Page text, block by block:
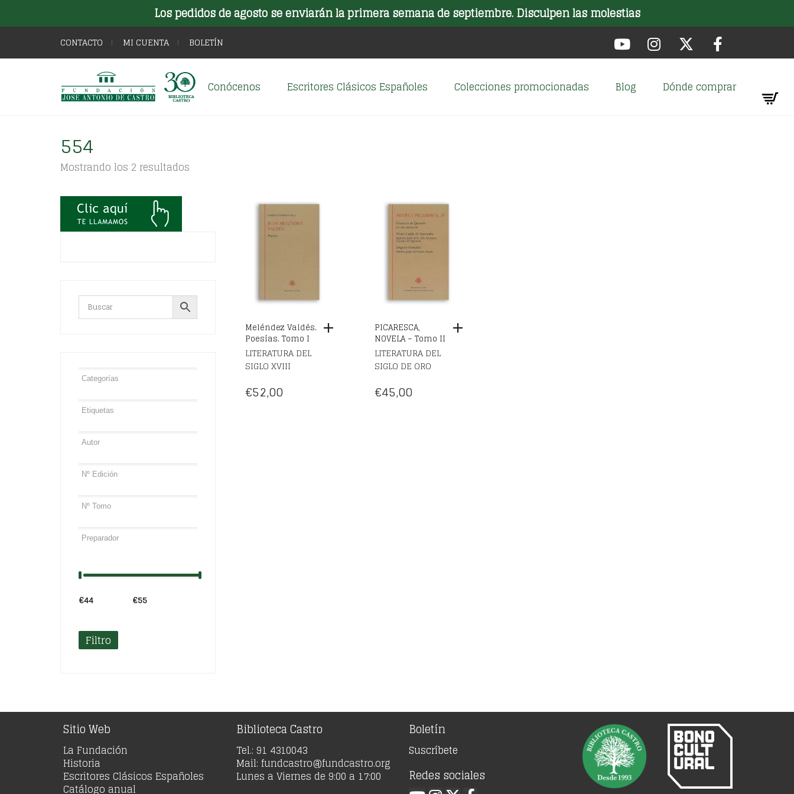
Los pedidos de agosto se enviarán la primera semana de septiembre. Disculpen las molestias
CONTACTO MI CUENTA BOLETÍN
Conócenos Escritores Clásicos Españoles Colecciones promocionadas Blog Dónde comprar
554
Mostrando los 2 resultados
Meléndez Valdés.
Poesías. Tomo I
LITERATURA DEL
SIGLO XVIII
€52,00
PICARESCA,
NOVELA – Tomo II
LITERATURA DEL
SIGLO DE ORO
€45,00
€44 €55
Filtro
Sitio Web
La Fundación
Historia
Escritores Clásicos Españoles
Catálogo anual
Biblioteca Castro
Tel.: 91 4310043
Mail: fundcastro@fundcastro.org
Lunes a Viernes de 9:00 a 17:00
Boletín
Suscríbete
Redes sociales